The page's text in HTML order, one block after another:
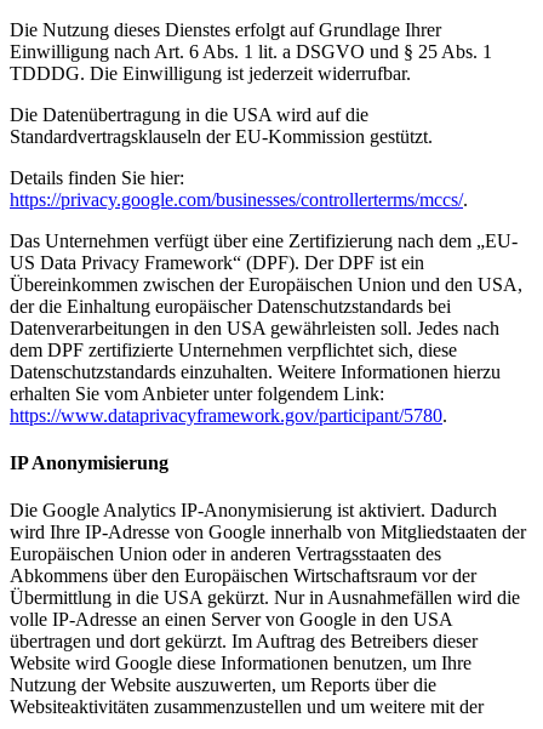
Die Nutzung dieses Dienstes erfolgt auf Grundlage Ihrer
Einwilligung nach Art. 6 Abs. 1 lit. a DSGVO und § 25 Abs. 1
TDDDG. Die Einwilligung ist jederzeit widerrufbar.
Die Datenübertragung in die USA wird auf die
Standardvertragsklauseln der EU-Kommission gestützt.
Details finden Sie hier:
https://privacy.google.com/businesses/controllerterms/mccs/.
Das Unternehmen verfügt über eine Zertifizierung nach dem „EU-
US Data Privacy Framework“ (DPF). Der DPF ist ein
Übereinkommen zwischen der Europäischen Union und den USA,
der die Einhaltung europäischer Datenschutzstandards bei
Datenverarbeitungen in den USA gewährleisten soll. Jedes nach
dem DPF zertifizierte Unternehmen verpflichtet sich, diese
Datenschutzstandards einzuhalten. Weitere Informationen hierzu
erhalten Sie vom Anbieter unter folgendem Link:
https://www.dataprivacyframework.gov/participant/5780.
IP Anonymisierung
Die Google Analytics IP-Anonymisierung ist aktiviert. Dadurch
wird Ihre IP-Adresse von Google innerhalb von Mitgliedstaaten der
Europäischen Union oder in anderen Vertragsstaaten des
Abkommens über den Europäischen Wirtschaftsraum vor der
Übermittlung in die USA gekürzt. Nur in Ausnahmefällen wird die
volle IP-Adresse an einen Server von Google in den USA
übertragen und dort gekürzt. Im Auftrag des Betreibers dieser
Website wird Google diese Informationen benutzen, um Ihre
Nutzung der Website auszuwerten, um Reports über die
Websiteaktivitäten zusammenzustellen und um weitere mit der